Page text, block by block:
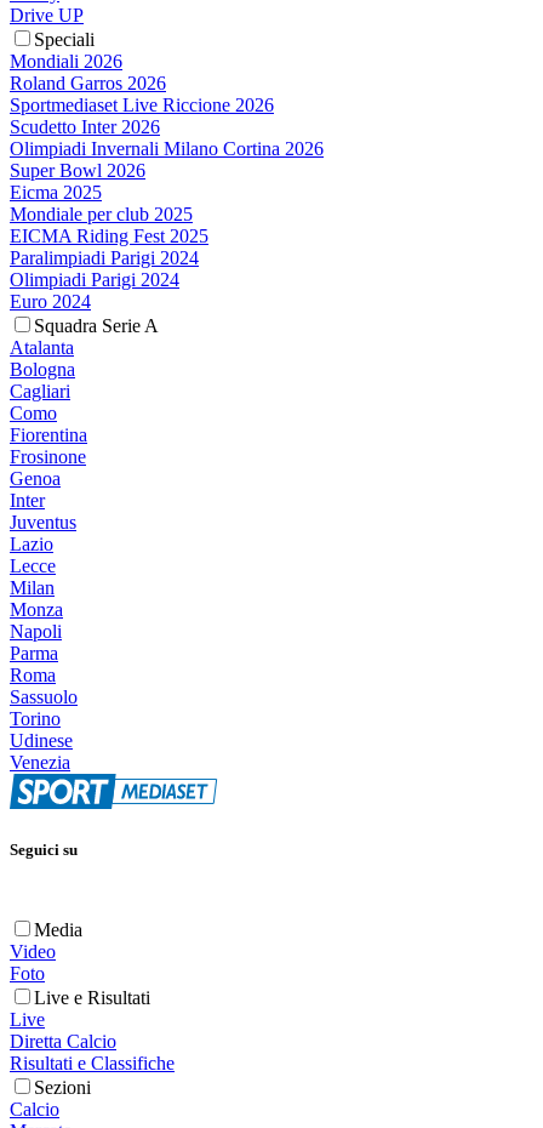
Drive UP
Speciali
Mondiali 2026
Roland Garros 2026
Sportmediaset Live Riccione 2026
Scudetto Inter 2026
Olimpiadi Invernali Milano Cortina 2026
Super Bowl 2026
Eicma 2025
Mondiale per club 2025
EICMA Riding Fest 2025
Paralimpiadi Parigi 2024
Olimpiadi Parigi 2024
Euro 2024
Squadra Serie A
Atalanta
Bologna
Cagliari
Como
Fiorentina
Frosinone
Genoa
Inter
Juventus
Lazio
Lecce
Milan
Monza
Napoli
Parma
Roma
Sassuolo
Torino
Udinese
Venezia
Seguici su
Media
Video
Foto
Live e Risultati
Live
Diretta Calcio
Risultati e Classifiche
Sezioni
Calcio